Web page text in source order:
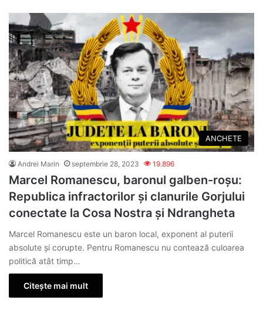
ANCHETE
Andrei Marin septembrie 28, 2023 19.896
Marcel Romanescu, baronul galben-roșu:
Republica infractorilor și clanurile Gorjului
conectate la Cosa Nostra și Ndrangheta
Marcel Romanescu este un baron local, exponent al puterii
absolute și corupte. Pentru Romanescu nu contează culoarea
politică atât timp…
Citește mai mult